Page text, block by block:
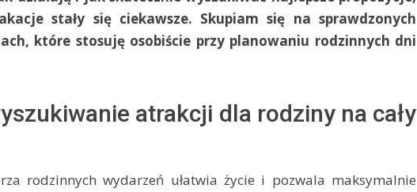
stały się ciekawsze. Skupiam się na sprawdzonych
które stosuję osobiście przy planowaniu rodzinnych dni
atrakcji dla rodziny na cały
rodzinnych wydarzeń ułatwia życie i pozwala maksymalnie